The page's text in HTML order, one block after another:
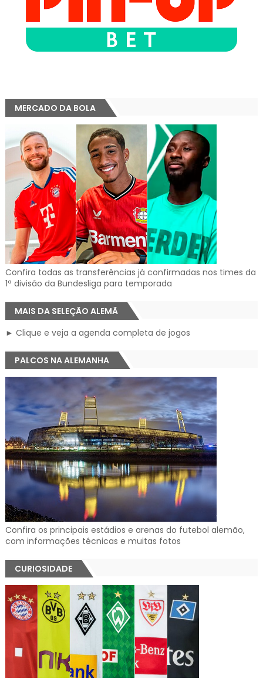
MERCADO DA BOLA
Confira todas as transferências já confirmadas nos times da
1ª divisão da Bundesliga para temporada
MAIS DA SELEÇÃO ALEMÃ
► Clique e veja a agenda completa de jogos
PALCOS NA ALEMANHA
Confira os principais estádios e arenas do futebol alemão,
com informações técnicas e muitas fotos
CURIOSIDADE